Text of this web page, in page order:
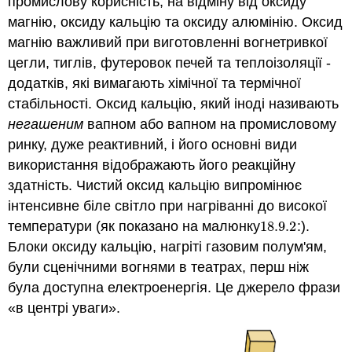
магнію, оксиду кальцію та оксиду алюмінію. Оксид
магнію важливий при виготовленні вогнетривкої
цегли, тиглів, футеровок печей та теплоізоляції -
додатків, які вимагають хімічної та термічної
стабільності. Оксид кальцію, який іноді називають
негашеним вапном або вапном на промисловому
ринку, дуже реактивний, і його основні види
використання відображають його реакційну
здатність. Чистий оксид кальцію випромінює
інтенсивне біле світло при нагріванні до високої
температури (як показано на малюнку18.9.2
18.9.2:).
Блоки оксиду кальцію, нагріті газовим полум'ям,
були сценічними вогнями в театрах, перш ніж
була доступна електроенергія. Це джерело фрази
«в центрі уваги».